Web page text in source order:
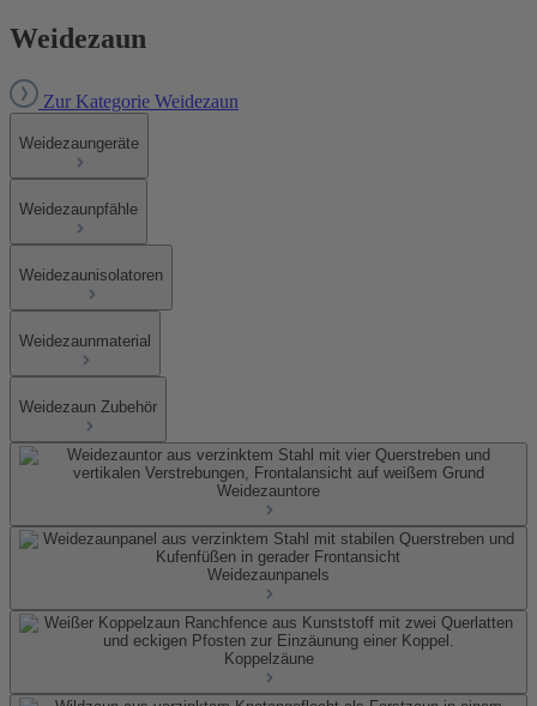
Weidezaun
Zur Kategorie Weidezaun
Weidezaungeräte
Weidezaunpfähle
Weidezaunisolatoren
Weidezaunmaterial
Weidezaun Zubehör
Weidezauntore
Weidezaunpanels
Koppelzäune